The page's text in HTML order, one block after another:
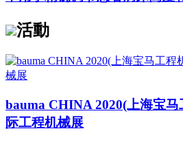
活動
bauma CHINA 2020(上海宝
际工程机械展